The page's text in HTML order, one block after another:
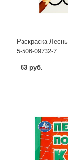
Раскраска
5-506-09732-7
63 руб.